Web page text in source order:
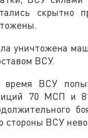
скрытно
уничтожена
ВСУ.
ВСУ
70 МСП и
стороны ВСУ